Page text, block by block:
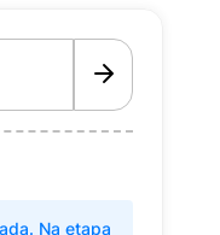
Na etapa